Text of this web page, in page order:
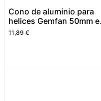
Cono de aluminio para
helices Gemfan 50mm
6
11,89 €